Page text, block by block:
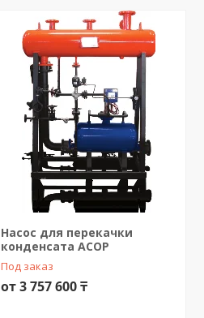
Насос для перекачки
конденсата ACOP
Под заказ
от 3 757 600 ₸